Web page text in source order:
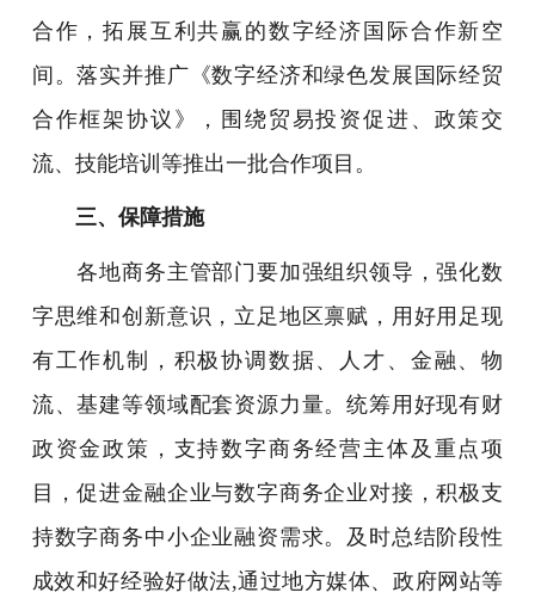
合作，拓展互利共赢的数字经济国际合作新空
间。落实并推广《数字经济和绿色发展国际经贸
合作框架协议》，围绕贸易投资促进、政策交
流、技能培训等推出一批合作项目。
三、保障措施
各地商务主管部门要加强组织领导，强化数
字思维和创新意识，立足地区禀赋，用好用足现
有工作机制，积极协调数据、人才、金融、物
流、基建等领域配套资源力量。统筹用好现有财
政资金政策，支持数字商务经营主体及重点项
目，促进金融企业与数字商务企业对接，积极支
持数字商务中小企业融资需求。及时总结阶段性
成效和好经验好做法,通过地方媒体、政府网站等